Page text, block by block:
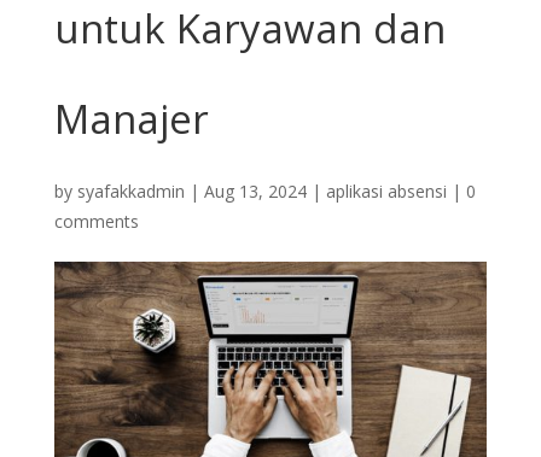
untuk Karyawan dan
Manajer
by syafakkadmin | Aug 13, 2024| aplikasi absensi | 0
comments